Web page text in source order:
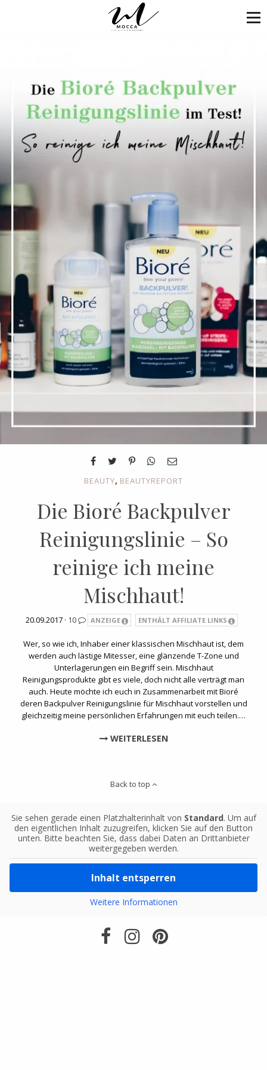
BEAUTY, BEAUTYREPORT
Die Bioré Backpulver
Reinigungslinie – So
reinige ich meine
Mischhaut!
20.09.2017 · 10 ANZEIGE ENTHÄLT AFFILIATE LINKS
Wer, so wie ich, Inhaber einer klassischen Mischhaut ist, dem
werden auch lästige Mitesser, eine glänzende T-Zone und
Unterlagerungen ein Begriff sein. Mischhaut
Reinigungsprodukte gibt es viele, doch nicht alle verträgt man
auch. Heute möchte ich euch in Zusammenarbeit mit Bioré
deren Backpulver Reinigungslinie für Mischhaut vorstellen und
gleichzeitig meine persönlichen Erfahrungen mit euch teilen.…
WEITERLESEN
Back to top
Sie sehen gerade einen Platzhalterinhalt von Standard. Um auf
den eigentlichen Inhalt zuzugreifen, klicken Sie auf den Button
unten. Bitte beachten Sie, dass dabei Daten an Drittanbieter
weitergegeben werden.
Inhalt entsperren
Weitere Informationen